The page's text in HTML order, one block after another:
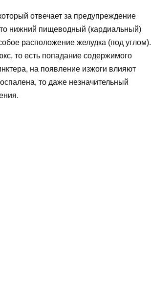
отвечает за предупреждение
нижний пищеводный (кардиальный)
расположение желудка (под углом).
то есть попадание содержимого
на появление изжоги влияют
то даже незначительный